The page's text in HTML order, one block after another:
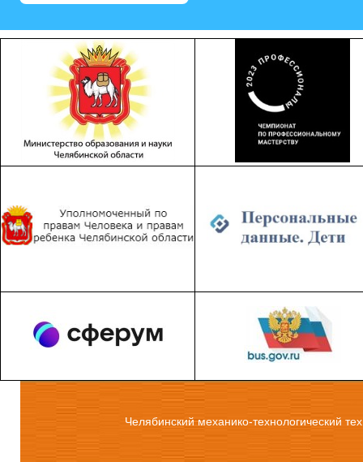
Челябинский механико-технологический